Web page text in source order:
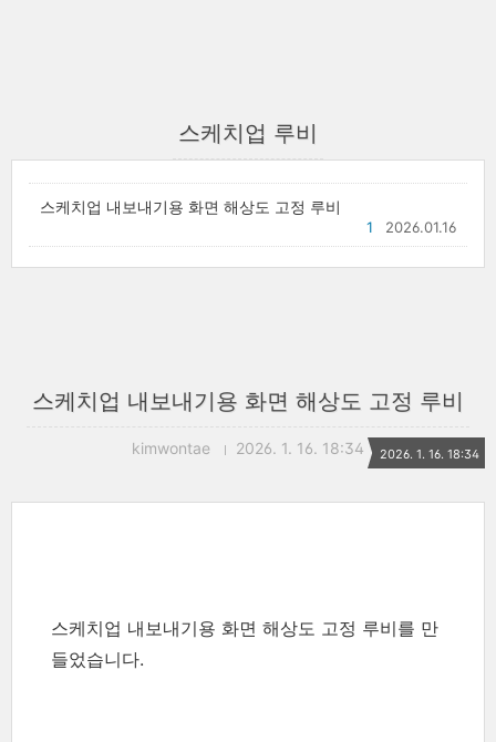
스케치업 루비
스케치업 내보내기용 화면 해상도 고정 루비
2026.01.16
1
스케치업 내보내기용 화면 해상도 고정 루비
kimwontae 2026. 1. 16. 18:34 2026. 1. 16. 18:34
스케치업 내보내기용 화면 해상도 고정 루비를 만
들었습니다.